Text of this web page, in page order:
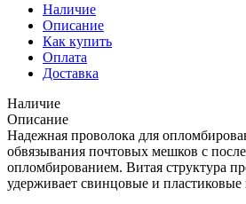
Наличие
Описание
Как купить
Оплата
Доставка
Наличие
Описание
Надежная проволока для
обвязывания почтовых мешков с
опломбированием. Витая структура
удерживает свинцовые и